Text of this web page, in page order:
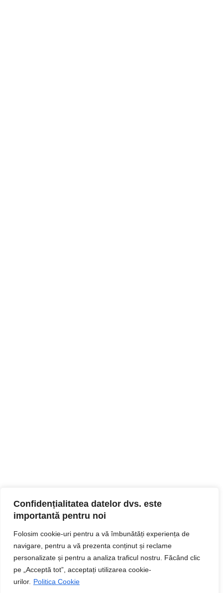
Confidențialitatea datelor dvs. este
importantă pentru noi
Folosim cookie-uri pentru a vă îmbunătăți experiența de
navigare, pentru a vă prezenta conținut și reclame
personalizate și pentru a analiza traficul nostru. Făcând clic
pe „Acceptă tot”, acceptați utilizarea cookie-
urilor. Politica Cookie